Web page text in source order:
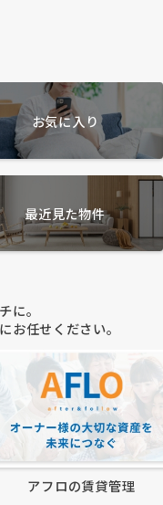
お気に入り
最近見た物件
に。
お任せください。
アフロの賃貸管理